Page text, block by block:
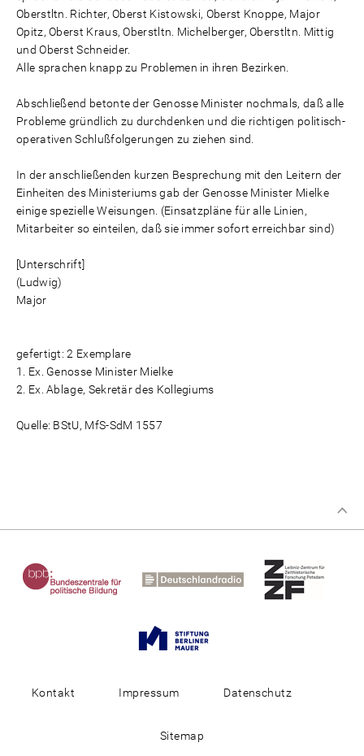
Oberstltn. Richter, Oberst Kistowski, Oberst Knoppe, Major
Opitz, Oberst Kraus, Oberstltn. Michelberger, Oberstltn. Mittig
und Oberst Schneider.
Alle sprachen knapp zu Problemen in ihren Bezirken.
Abschließend betonte der Genosse Minister nochmals, daß alle
Probleme gründlich zu durchdenken und die richtigen politisch-
operativen Schlußfolgerungen zu ziehen sind.
In der anschließenden kurzen Besprechung mit den Leitern der
Einheiten des Ministeriums gab der Genosse Minister Mielke
einige spezielle Weisungen. (Einsatzpläne für alle Linien,
Mitarbeiter so einteilen, daß sie immer sofort erreichbar sind)
[Unterschrift]
(Ludwig)
Major
gefertigt: 2 Exemplare
1. Ex. Genosse Minister Mielke
2. Ex. Ablage, Sekretär des Kollegiums
Quelle: BStU, MfS-SdM 1557
Kontakt Impressum Datenschutz
Sitemap